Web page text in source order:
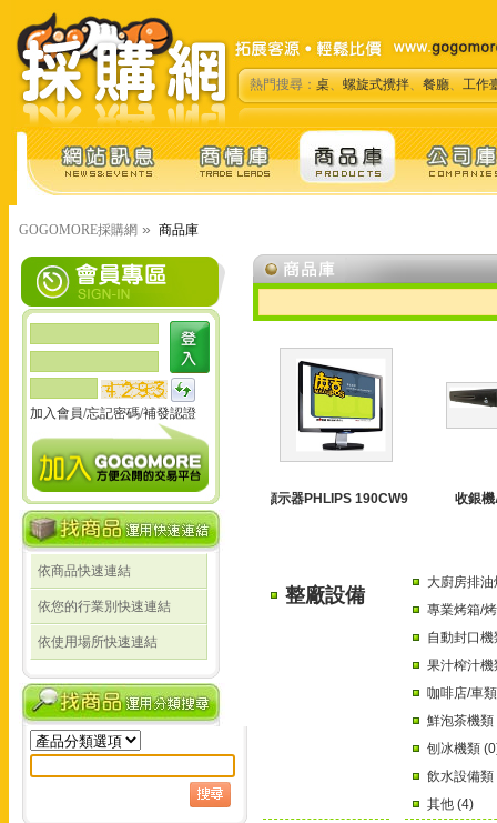
熱門搜尋：桌、螺旋式攪拌、餐廳、工作
GOGOMORE採購網 » 商品庫
加入會員/忘記密碼/補發認證
依商品快速連結
依您的行業別快速連結
依使用場所快速連結
] 標籤機PL-3125 顯示器PHLIPS 190CW9 收銀機
整廠設備
大廚房排
專業烤箱/
自動封口機
果汁榨汁機
咖啡店/車
鮮泡茶機類
刨冰機類
飲水設備類
其他 (4)